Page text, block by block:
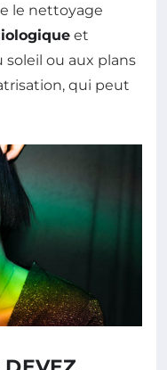
le nettoyage
et
soleil ou aux plans
qui peut